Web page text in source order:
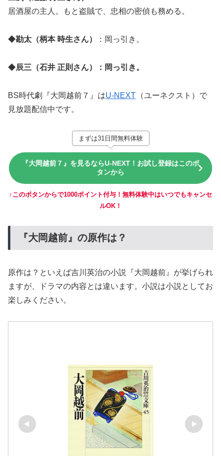
居酒屋の主人。もと盗賊で、忠相の密偵も務める。
◆勘太（柄本 時生さん） ：岡っ引き。
◆辰三（石井 正則さん）：岡っ引き。
BS時代劇『大岡越前７』はU-NEXT （ユーネクスト）で
見放題配信中です。
まずは31日間無料体験
『大岡越前７』を見るならU-NEXT！お試し登録はこのボ
タンから
↑このボタンからで1000ポイント付与！無料体験中はいつでもキャンセ
ルOK！
『大岡越前』の原作は？
原作は？といえば吉川英治の小説『大岡越前』が挙げられ
ますが、ドラマの内容とは違います。小説は小説としてお
楽しみください。